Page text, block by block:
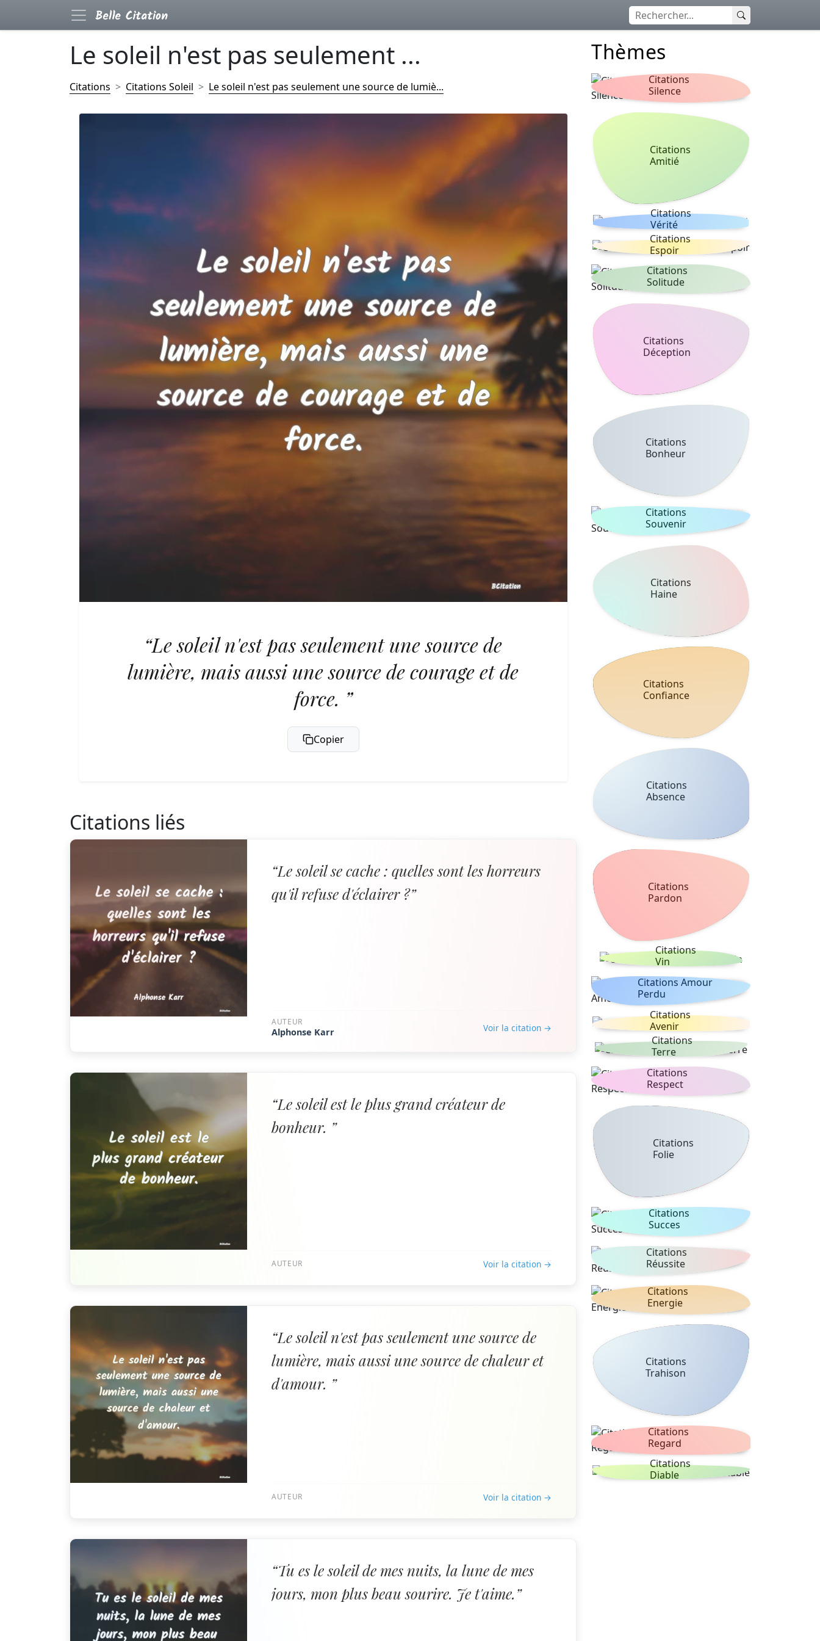
Le soleil n'est pas seulement ...
Citations Citations Soleil Le soleil n'est pas seulement une source de lumiè...
“Le soleil n'est pas seulement une source de
lumière, mais aussi une source de courage et de
force. ”
Copier
Citations liés
“Le soleil se cache : quelles sont les horreurs
qu'il refuse d'éclairer ?”
AUTEUR
Alphonse Karr Voir la citation →
“Le soleil est le plus grand créateur de
bonheur. ”
AUTEUR Voir la citation →
“Le soleil n'est pas seulement une source de
lumière, mais aussi une source de chaleur et
d'amour. ”
AUTEUR Voir la citation →
“Tu es le soleil de mes nuits, la lune de mes
jours, mon plus beau sourire. Je t'aime.”
Thèmes
Citations
Silence
Citations
Amitié
Citations
Vérité
Citations
Espoir
Citations
Solitude
Citations
Déception
Citations
Bonheur
Citations
Souvenir
Citations
Haine
Citations
Confiance
Citations
Absence
Citations
Pardon
Citations
Vin
Citations Amour
Perdu
Citations
Avenir
Citations
Terre
Citations
Respect
Citations
Folie
Citations
Succes
Citations
Réussite
Citations
Energie
Citations
Trahison
Citations
Regard
Citations
Diable